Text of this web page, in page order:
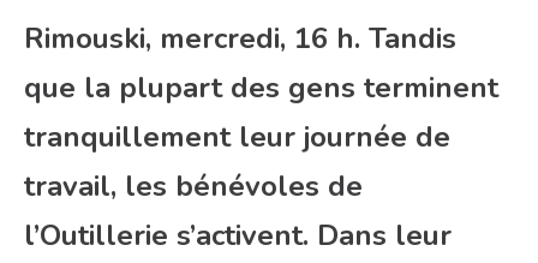
Rimouski, mercredi, 16 h. Tandis
que la plupart des gens terminent
tranquillement leur journée de
travail, les bénévoles de
l’Outillerie s’activent. Dans leur